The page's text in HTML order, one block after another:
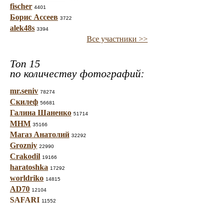
fischer 4401
Борис Ассеев 3722
alek48s 3394
Все участники >>
Топ 15
по количеству фотографий:
mr.seniv 78274
Скилеф 56681
Галина Шаненко 51714
МНМ 35166
Магаз Анатолий 32292
Grozniy 22990
Crakodil 19166
haratoshka 17292
worldriko 14815
AD70 12104
SAFARI 11552